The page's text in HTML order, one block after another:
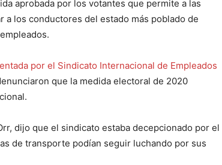
aprobada por los votantes que permite a las
los conductores del estado más poblado de
por el Sindicato Internacional de Empleados
que la medida electoral de 2020
dijo que el sindicato estaba decepcionado por el
de transporte podían seguir luchando por sus